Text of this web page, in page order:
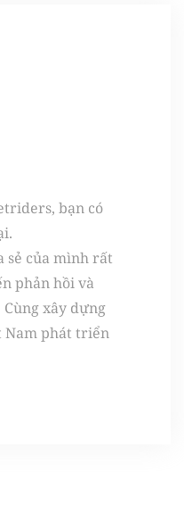
bạn có
sẻ của mình rất
phản hồi và
Cùng xây dựng
Nam phát triển